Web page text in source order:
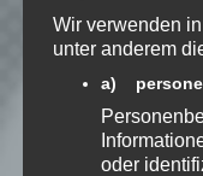
Wir verwenden
unter anderem
a)
oder